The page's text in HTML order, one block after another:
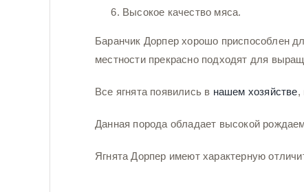
Высокое качество мяса.
Баранчик Дорпер хорошо приспособлен
местности прекрасно подходят для
Все ягнята появились в нашем хозяйстве,
Данная порода обладает высокой
Ягнята Дорпер имеют характерную